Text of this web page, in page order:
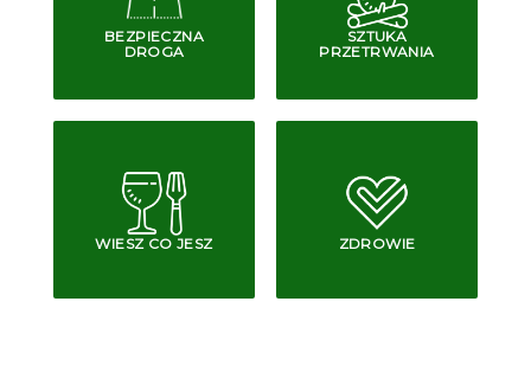
BEZPIECZNA
DROGA
SZTUKA
PRZETRWANIA
WIESZ CO JESZ ZDROWIE